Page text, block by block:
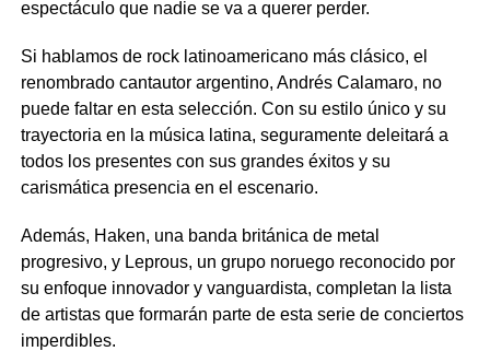
espectáculo que nadie se va a querer perder.
Si hablamos de rock latinoamericano más clásico, el
renombrado cantautor argentino, Andrés Calamaro, no
puede faltar en esta selección. Con su estilo único y su
trayectoria en la música latina, seguramente deleitará a
todos los presentes con sus grandes éxitos y su
carismática presencia en el escenario.
Además, Haken, una banda británica de metal
progresivo, y Leprous, un grupo noruego reconocido por
su enfoque innovador y vanguardista, completan la lista
de artistas que formarán parte de esta serie de conciertos
imperdibles.